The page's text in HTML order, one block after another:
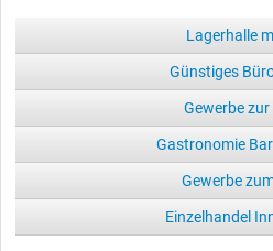
Lagerhalle
Günstiges
Gewerbe zur
Gastronomie
Gewerbe
Einzelhandel